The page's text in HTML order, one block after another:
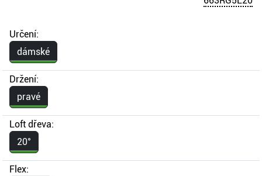
Určení:
dámské
Držení:
pravé
Loft dřeva:
20°
Flex: